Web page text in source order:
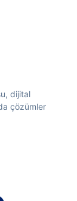
dijital
çözümler